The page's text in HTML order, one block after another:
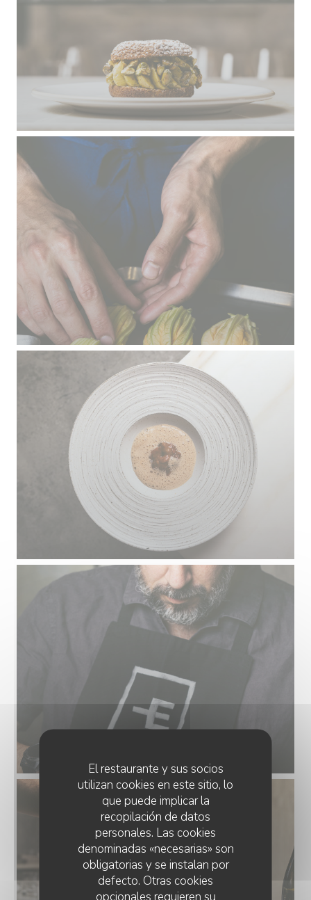
El restaurante y sus socios
utilizan cookies en este sitio, lo
que puede implicar la
recopilación de datos
personales. Las cookies
denominadas «necesarias» son
obligatorias y se instalan por
defecto. Otras cookies
opcionales requieren su